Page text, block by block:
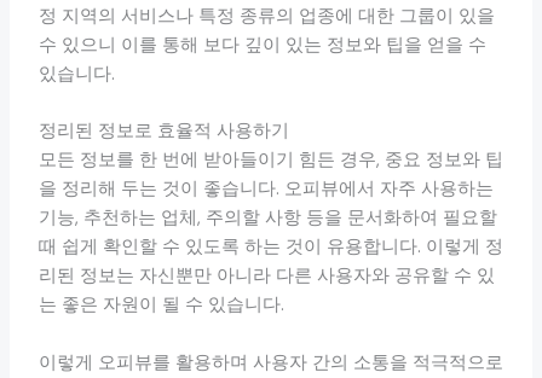
정 지역의 서비스나 특정 종류의 업종에 대한 그룹이 있을
수 있으니 이를 통해 보다 깊이 있는 정보와 팁을 얻을 수
있습니다.
정리된 정보로 효율적 사용하기
모든 정보를 한 번에 받아들이기 힘든 경우, 중요 정보와 팁
을 정리해 두는 것이 좋습니다. 오피뷰에서 자주 사용하는
기능, 추천하는 업체, 주의할 사항 등을 문서화하여 필요할
때 쉽게 확인할 수 있도록 하는 것이 유용합니다. 이렇게 정
리된 정보는 자신뿐만 아니라 다른 사용자와 공유할 수 있
는 좋은 자원이 될 수 있습니다.
이렇게 오피뷰를 활용하며 사용자 간의 소통을 적극적으로